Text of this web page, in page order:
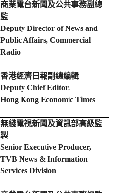
商業電台新聞及公共事務副總
監
Deputy Director of News and
Public Affairs, Commercial
Radio
香港經濟日報副總編輯
Deputy Chief Editor,
Hong Kong Economic Times
無綫電視新聞及資訊部高級監
製
Senior Executive Producer,
TVB News & Information
Services Division